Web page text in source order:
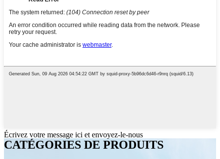
Écrivez votre message ici et envoyez-le-nous
CATÉGORIES DE PRODUITS